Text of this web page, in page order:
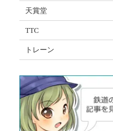
天賞堂
TTC
トレーン